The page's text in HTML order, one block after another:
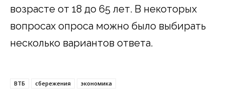
возрасте от 18 до 65 лет. В некоторых
вопросах опроса можно было выбирать
несколько вариантов ответа.
ВТБ сбережения экономика